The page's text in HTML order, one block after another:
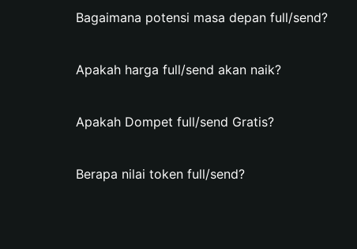
Bagaimana potensi masa depan full/send?
Apakah harga full/send akan naik?
Apakah Dompet full/send Gratis?
Berapa nilai token full/send?